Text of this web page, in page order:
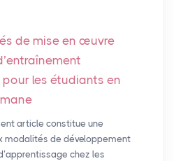
de mise en œuvre
les étudiants en
article constitue une
modalités de développement
chez les